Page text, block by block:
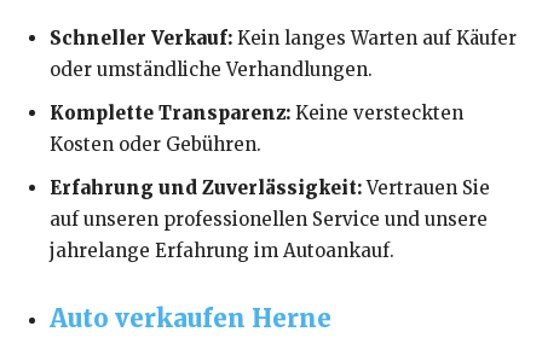
Schneller Verkauf: Kein langes Warten auf Käufer
oder umständliche Verhandlungen.
Komplette Transparenz: Keine versteckten
Kosten oder Gebühren.
Erfahrung und Zuverlässigkeit:Vertrauen Sie
auf unseren professionellen Service und unsere
jahrelange Erfahrung im Autoankauf.
Auto verkaufen Herne